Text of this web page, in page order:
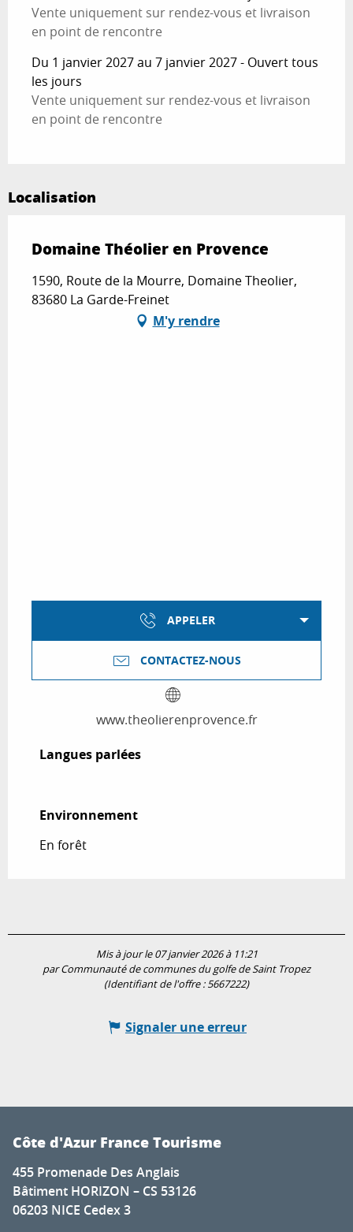
Vente uniquement sur rendez-vous et livraison
en point de rencontre
Du 1 janvier 2027 au 7 janvier 2027 - Ouvert tous
les jours
Vente uniquement sur rendez-vous et livraison
en point de rencontre
Localisation
Domaine Théolier en Provence
1590, Route de la Mourre, Domaine Theolier,
83680 La Garde-Freinet
M'y rendre
APPELER
CONTACTEZ-NOUS
www.theolierenprovence.fr
Langues parlées
Langues parlées
Environnement
Environnement
En forêt
Mis à jour le 07 janvier 2026 à 11:21
par Communauté de communes du golfe de Saint Tropez
(Identifiant de l'offre :5667222)
Signaler une erreur
Côte d'Azur France Tourisme
455 Promenade Des Anglais
Bâtiment HORIZON – CS 53126
06203 NICE Cedex 3